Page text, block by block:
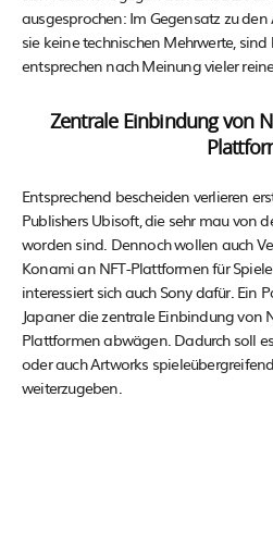
ausgesprochen: Im Gegensatz zu
sie keine technischen Mehrwerte,
entsprechen nach Meinung vieler
Zentrale Einbindung von
Entsprechend bescheiden verlieren
Publishers Ubisoft, die sehr mau von
worden sind. Dennoch wollen auch
Konami an NFT-Plattformen für
interessiert sich auch Sony dafür. Ein
Japaner die zentrale Einbindung von
Plattformen abwägen. Dadurch soll
oder auch Artworks
weiterzugeben.